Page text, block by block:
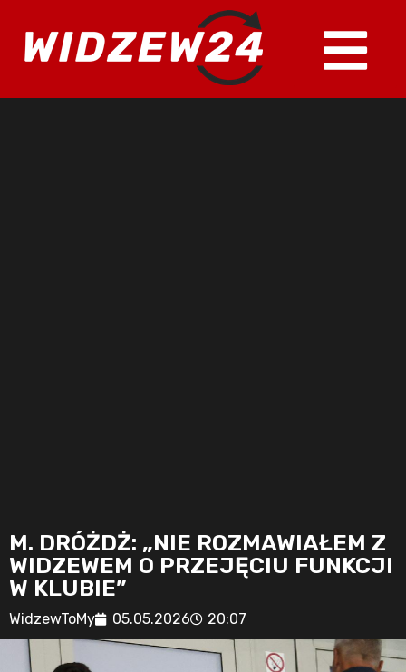
M. DRÓŻDŻ: „NIE ROZMAWIAŁEM Z
WIDZEWEM O PRZEJĘCIU FUNKCJI
W KLUBIE”
WidzewToMy 05.05.2026 20:07